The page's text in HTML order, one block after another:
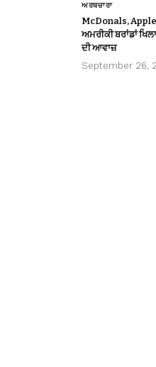
ਅਰਥਚਾਰਾ
McDonals,
ਅਮਰੀਕੀ ਬਰਾਂਡਾਂ
ਦੀ ਆਵਾਜ਼
September 26,